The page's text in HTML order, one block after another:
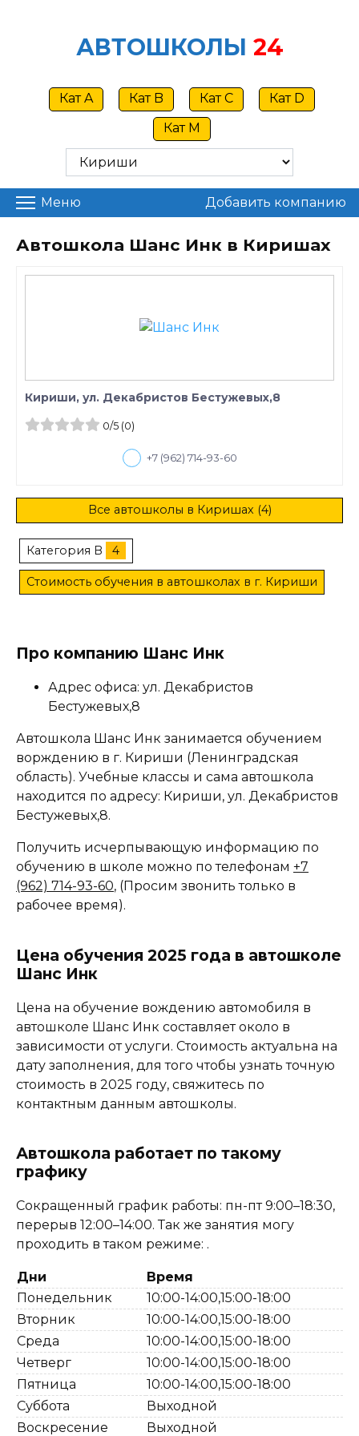
АВТОШКОЛЫ 24
Кат A Кат B Кат C
Кат D
Кат M
Меню Добавить компанию
Автошкола Шанс Инк в Киришах
Кириши, ул. Декабристов Бестужевых,8
0/5(0)
+7 (962) 714-93-60
Все автошколы в Киришах (4)
Категория B 4
Стоимость обучения в автошколах в г. Кириши
Про компанию Шанс Инк
Адрес офиса: ул. Декабристов
Бестужевых,8
Автошкола Шанс Инк занимается обучением
ворждению в г. Кириши (Ленинградская
область). Учебные классы и сама автошкола
находится по адресу: Кириши, ул. Декабристов
Бестужевых,8.
Получить исчерпывающую информацию по
обучению в школе можно по телефонам +7
(962) 714-93-60, (Просим звонить только в
рабочее время).
Цена обучения 2025 года в автошколе
Шанс Инк
Цена на обучение вождению автомобиля в
автошколе Шанс Инк составляет около в
зависимости от услуги. Стоимость актуальна на
дату заполнения, для того чтобы узнать точную
стоимость в 2025 году, свяжитесь по
контактным данным автошколы.
Автошкола работает по такому
графику
Сокращенный график работы: пн-пт 9:00–18:30,
перерыв 12:00–14:00. Так же занятия могу
проходить в таком режиме: .
Дни
Время
Понедельник
10:00-14:00,15:00-18:00
Вторник
10:00-14:00,15:00-18:00
Среда
10:00-14:00,15:00-18:00
Четверг
10:00-14:00,15:00-18:00
Пятница
10:00-14:00,15:00-18:00
Суббота
Выходной
Воскресение
Выходной